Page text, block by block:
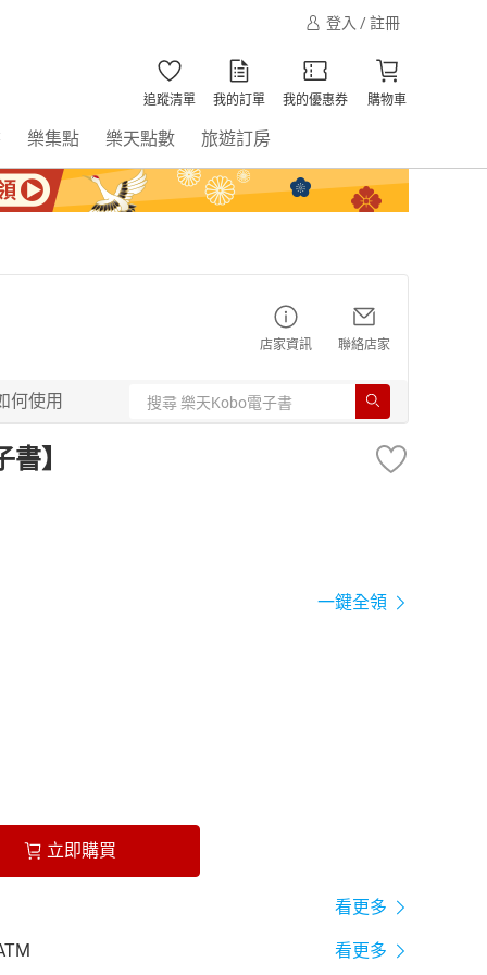
登入 / 註冊
追蹤清單 我的訂單 我的優惠券 購物車
樂集點 樂天點數 旅遊訂房
店家資訊 聯絡店家
何使用
】
一鍵全領
立即購買
看更多
看更多